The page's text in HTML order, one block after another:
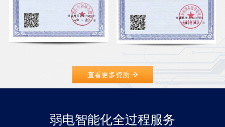
查看更多资质
弱电智能化全过程服务